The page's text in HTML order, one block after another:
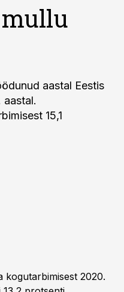
aastal Eestis
aastal.
15,1
kogutarbimisest 2020.